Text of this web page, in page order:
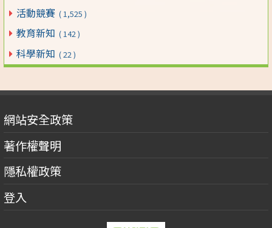
活動競賽 ( 1,525 )
教育新知 ( 142 )
科學新知 ( 22 )
網站安全政策
著作權聲明
隱私權政策
登入